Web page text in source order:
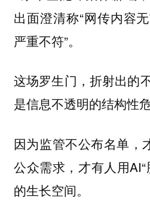
出面澄清称“网传内容
严重不符”。
这场罗生门，折射出的
是信息不透明的结构性
因为监管不公布名单，
公众需求，才有人用
的生长空间。